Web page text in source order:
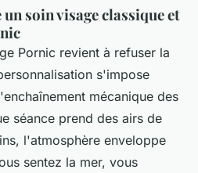
soin visage classique et
Pornic revient à refuser la
s'impose
mécanique des
séance prend des airs de
l'atmosphère enveloppe
sentez la mer, vous